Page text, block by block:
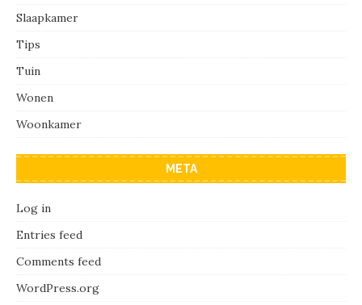
Slaapkamer
Tips
Tuin
Wonen
Woonkamer
META
Log in
Entries feed
Comments feed
WordPress.org